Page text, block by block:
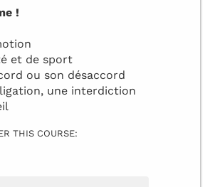
!
et de sport
ou son désaccord
une interdiction
THIS COURSE: